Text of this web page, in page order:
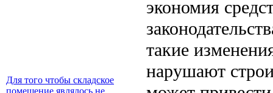
Для того чтобы складское
помещение являлось не
экономия
такие
нарушают